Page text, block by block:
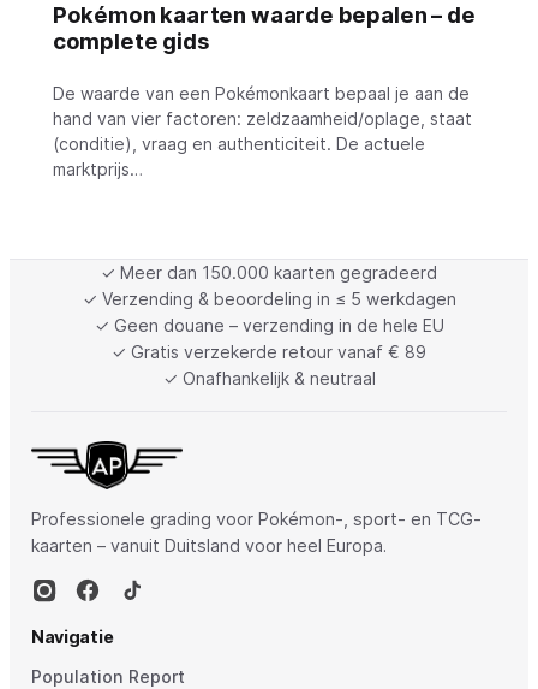
Pokémon kaarten waarde bepalen – de
complete gids
De waarde van een Pokémonkaart bepaal je aan de
hand van vier factoren: zeldzaamheid/oplage, staat
(conditie), vraag en authenticiteit. De actuele
marktprijs…
✓ Meer dan 150.000 kaarten gegradeerd
✓ Verzending & beoordeling in ≤ 5 werkdagen
✓ Geen douane – verzending in de hele EU
✓ Gratis verzekerde retour vanaf € 89
✓ Onafhankelijk & neutraal
Professionele grading voor Pokémon-, sport- en TCG-
kaarten – vanuit Duitsland voor heel Europa.
Navigatie
Population Report